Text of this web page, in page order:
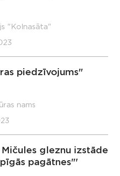
"Kolnasāta"
piedzīvojums"
nams
Mičules gleznu izstāde
pagātnes"'